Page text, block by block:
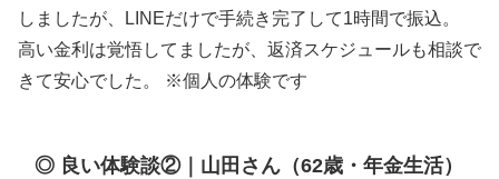
しましたが、LINEだけで手続き完了して1時間で振込。
高い金利は覚悟してましたが、返済スケジュールも相談で
きて安心でした。 ※個人の体験です
◎ 良い体験談②｜山田さん（62歳・年金生活）